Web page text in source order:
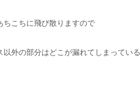
ちこちに飛び散りますので
外の部分はどこが漏れてしまってい